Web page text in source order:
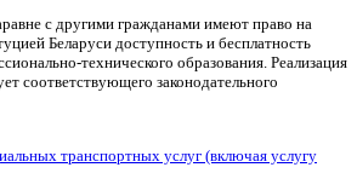
с другими гражданами имеют право на
Беларуси доступность и бесплатность
технического образования. Реализация
соответствующего законодательного
транспортных услуг (включая услугу